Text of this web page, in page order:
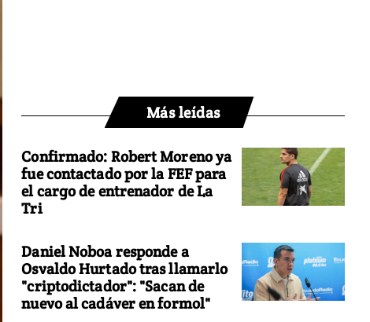
Más leídas
Confirmado: Robert Moreno ya
fue contactado por la FEF para
el cargo de entrenador de La
Tri
Daniel Noboa responde a
Osvaldo Hurtado tras llamarlo
"criptodictador": "Sacan de
nuevo al cadáver en formol"